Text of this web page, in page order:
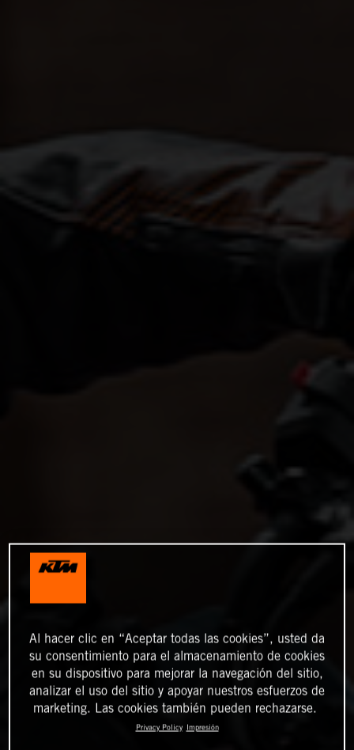
Al hacer clic en “Aceptar todas las cookies”, usted da
su consentimiento para el almacenamiento de cookies
en su dispositivo para mejorar la navegación del sitio,
analizar el uso del sitio y apoyar nuestros esfuerzos de
marketing. Las cookies también pueden rechazarse.
Privacy Policy Impresión